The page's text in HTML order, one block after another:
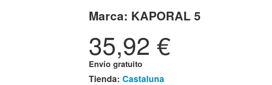
Marca: KAPORAL 5
35,92 €
Envío gratuito
Tienda: Castaluna